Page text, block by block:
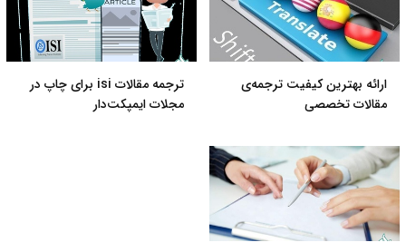
ارائه بهترین کیفیت ترجمه‌ی
مقالات تخصصی
ترجمه مقالات isi برای چاپ در
مجلات ایمپکت‌دار